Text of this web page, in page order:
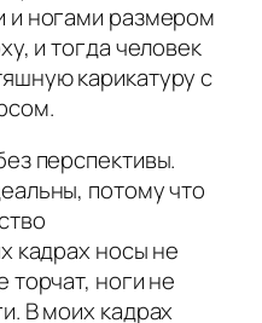
и ногами размером
и тогда человек
карикатуру с
перспективы.
потому что
кадрах носы не
торчат, ноги не
В моих кадрах